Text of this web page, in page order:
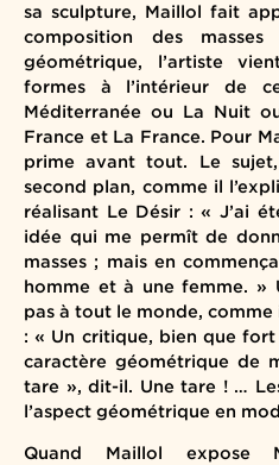
sa sculpture, Maillol fait
composition des
géométrique, l’artiste
formes à l’intérieur de
Méditerranée ou La Nuit
France et La France. Pour
prime avant tout. Le
second plan, comme il
réalisant Le Désir : « J’ai
idée qui me permît de
masses ; mais en
homme et à une femme. »
pas à tout le monde, comme
: « Un critique, bien que
caractère géométrique de
tare », dit-il. Une tare ! …
l’aspect géométrique en
Quand Maillol expose